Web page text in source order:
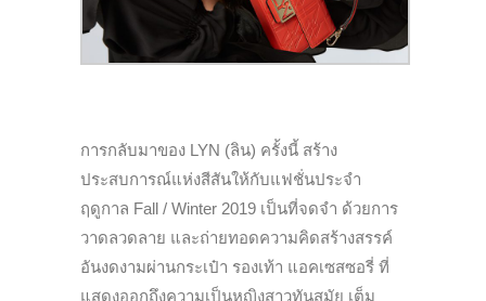
การกลับมาของ LYN (ลิน) ครั้งนี้ สร้าง
ประสบการณ์แห่งสีสันให้กับแฟชั่นประจำ
ฤดูกาล Fall / Winter 2019 เป็นที่จดจำ ด้วยการ
วาดลวดลาย และถ่ายทอดความคิดสร้างสรรค์
อันงดงามผ่านกระเป๋า รองเท้า แอคเซสซอรี่ ที่
แสดงออกถึงความเป็นหญิงสาวทันสมัย เต็ม